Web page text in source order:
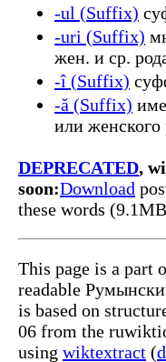
-ul (Suffix)
-uri (Suffix)
жен. и ср.
-î (Suffix)
-ă (Suffix)
или женского
DEPRECATED,
soon:Download
these words
This page is a part
readable
is based on
06 from the
using wiktextract (